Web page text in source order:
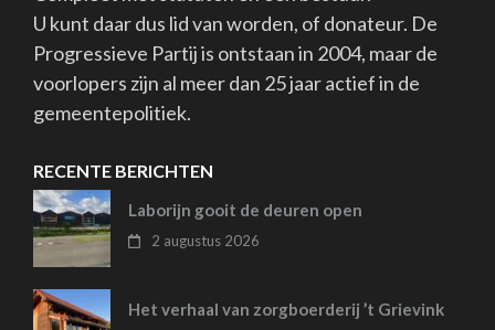
U kunt daar dus lid van worden, of donateur. De
Progressieve Partij is ontstaan in 2004, maar de
voorlopers zijn al meer dan 25 jaar actief in de
gemeentepolitiek.
RECENTE BERICHTEN
Laborijn gooit de deuren open
2 augustus 2026
Het verhaal van zorgboerderij ’t Grievink